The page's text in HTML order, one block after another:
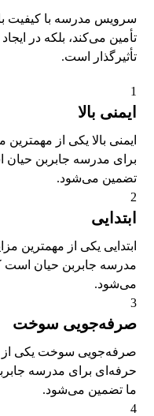
سرویس مدرسه با کیفیت
تأمین می‌کند، بلکه در
تأثیرگذار است.
1
ایمنی بالا
ایمنی بالا یکی از
برای مدرسه جابربن
تضمین می‌شود.
2
ابتدایی
ابتدایی یکی از
مدرسه جابربن حیان
می‌شود.
3
صرفه‌جویی سوخت
صرفه‌جویی سوخت یکی از
حرفه‌ای برای مدرسه
ما تضمین می‌شود.
4